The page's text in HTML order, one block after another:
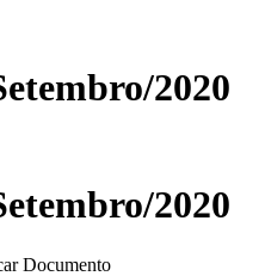
2020
2020
Documento